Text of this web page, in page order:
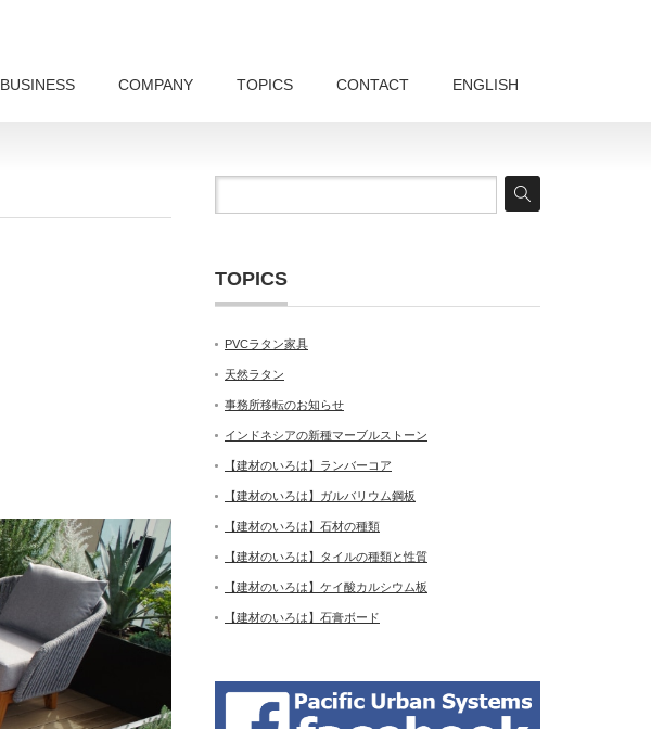
BUSINESS COMPANY TOPICS CONTACT ENGLISH
TOPICS
PVCラタン家具
天然ラタン
事務所移転のお知らせ
インドネシアの新種マーブルストーン
【建材のいろは】ランバーコア
【建材のいろは】ガルバリウム鋼板
【建材のいろは】石材の種類
【建材のいろは】タイルの種類と性質
【建材のいろは】ケイ酸カルシウム板
【建材のいろは】石膏ボード